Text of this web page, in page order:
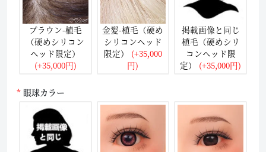
ブラウン-植毛
（硬めシリコン
ヘッド限定）
(+35,000円)
金髪-植毛（硬め
シリコンヘッド
限定）
(+35,000
円)
掲載画像と同じ
植毛（硬めシリ
コンヘッド限
定）
(+35,000円)
眼球カラー